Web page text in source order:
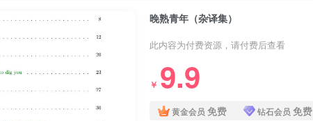
晚熟青年（杂译集）
此内容为付费资源，请付费后查看
￥ 9.9
黄金会员 免费 钻石会员 免费